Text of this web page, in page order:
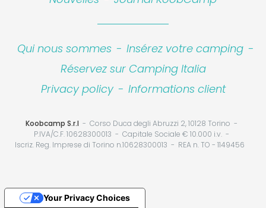
Qui nous sommes - Insérez votre camping -
Réservez sur Camping Italia
Privacy policy - Informations client
Koobcamp S.r.l
Corso Duca degli Abruzzi 2, 10128 Torino
P.IVA/C.F. 10628300013
Capitale Sociale € 10.000 i.v.
Iscriz. Reg. Imprese di Torino n.10628300013
REA n. TO - 1149456
Your Privacy Choices